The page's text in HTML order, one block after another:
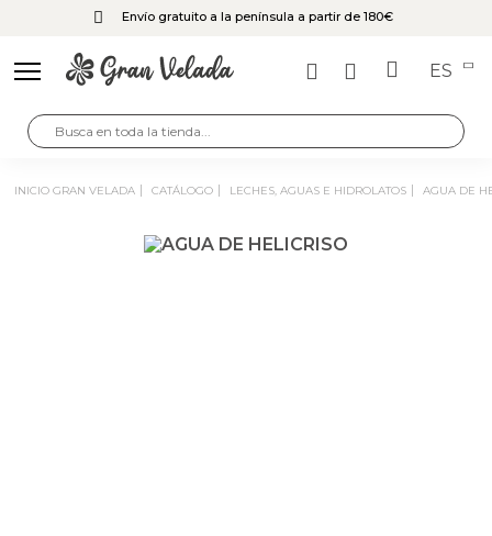
Envío gratuito a la península a partir de 180€
ES
INICIO GRAN VELADA CATÁLOGO LECHES, AGUAS E HIDROLATOS AGUA DE